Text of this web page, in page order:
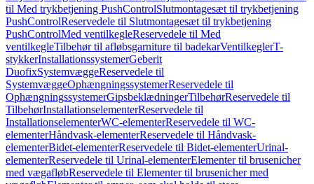
til Med trykbetjening PushControlSlutmontagesæt til trykbetjening
PushControlReservedele til Slutmontagesæt til trykbetjening
PushControlMed ventilkegleReservedele til Med
ventilkegleTilbehør til afløbsgarniture til badekarVentilkeglerT-
stykkerInstallationssystemerGeberit
DuofixSystemvæggeReservedele til
SystemvæggeOphængningssystemerReservedele til
OphængningssystemerGipsbeklædningerTilbehørReservedele til
TilbehørInstallationselementerReservedele til
InstallationselementerWC-elementerReservedele til WC-
elementerHåndvask-elementerReservedele til Håndvask-
elementerBidet-elementerReservedele til Bidet-elementerUrinal-
elementerReservedele til Urinal-elementerElementer til brusenicher
med vægafløbReservedele til Elementer til brusenicher med